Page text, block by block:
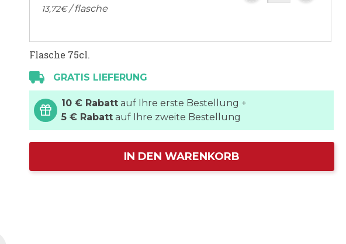
13,72€/ flasche
Flasche 75cl.
GRATIS LIEFERUNG
10 € Rabatt auf Ihre erste Bestellung +
5 € Rabatt auf Ihre zweite Bestellung
IN DEN WARENKORB